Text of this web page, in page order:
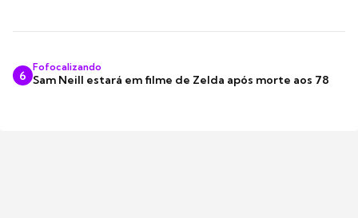
6
Fofocalizando
Sam Neill estará em filme de Zelda após morte aos 78